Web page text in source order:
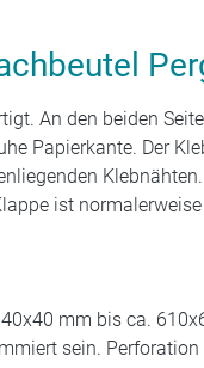
An den beiden
Papierkante. Der
ist
mm bis ca.
sein.